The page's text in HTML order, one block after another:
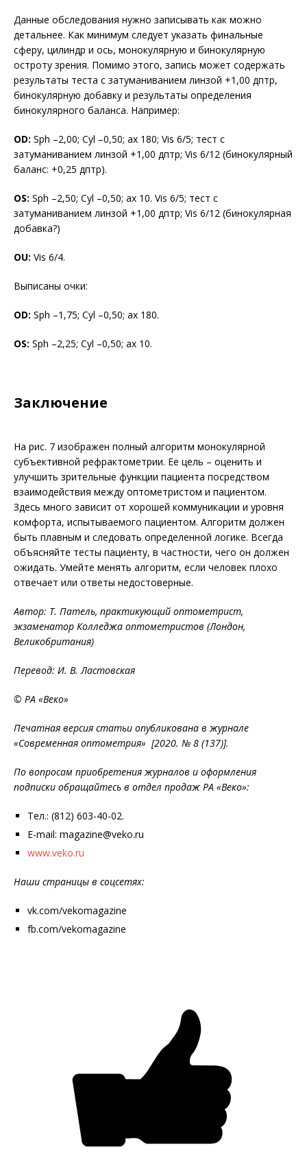
Данные обследования нужно записывать как можно
детальнее. Как минимум следует указать финальные
сферу, цилиндр и ось, монокулярную и бинокулярную
остроту зрения. Помимо этого, запись может содержать
результаты теста с затуманиванием линзой +1,00 дптр,
бинокулярную добавку и результаты определения
бинокулярного баланса. Например:
OD: Sph –2,00; Cyl –0,50; ax 180; Vis 6/5; тест с
затуманиванием линзой +1,00 дптр; Vis 6/12 (бинокулярный
баланс: +0,25 дптр).
OS: Sph –2,50; Cyl –0,50; ax 10. Vis 6/5; тест с
затуманиванием линзой +1,00 дптр; Vis 6/12 (бинокулярная
добавка?)
OU: Vis 6/4.
Выписаны очки:
OD: Sph –1,75; Cyl –0,50; ax 180.
OS: Sph –2,25; Cyl –0,50; ax 10.
Заключение
На рис. 7 изображен полный алгоритм монокулярной
субъективной рефрактометрии. Ее цель – оценить и
улучшить зрительные функции пациента посредством
взаимодействия между оптометристом и пациентом.
Здесь много зависит от хорошей коммуникации и уровня
комфорта, испытываемого пациентом. Алгоритм должен
быть плавным и следовать определенной логике. Всегда
объясняйте тесты пациенту, в частности, чего он должен
ожидать. Умейте менять алгоритм, если человек плохо
отвечает или ответы недостоверные.
Автор: Т. Патель, практикующий оптометрист,
экзаменатор Колледжа оптометристов (Лондон,
Великобритания)
Перевод: И. В. Ластовская
© РА «Веко»
Печатная версия статьи опубликована в журнале
«Современная оптометрия» [2020. № 8 (137)].
По вопросам приобретения журналов и оформления
подписки обращайтесь в отдел продаж РА «Веко»:
Тел.: (812) 603-40-02.
E-mail: magazine@veko.ru
www.veko.ru
Наши страницы в соцсетях:
vk.com/vekomagazine
fb.com/vekomagazine